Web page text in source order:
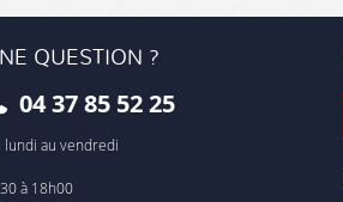
QUESTION ?
04 37 85 52 25
lundi au vendredi
à 18h00